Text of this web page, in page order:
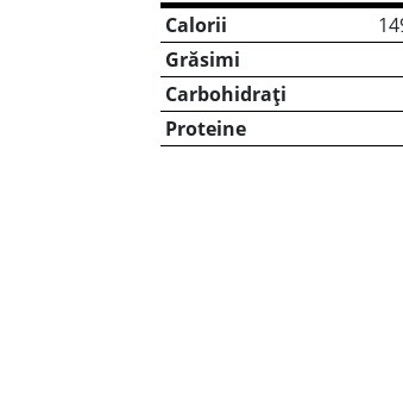
Calorii
Grăsimi
Carbohidrați
Proteine